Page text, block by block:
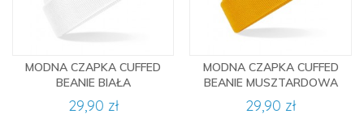
MODNA CZAPKA CUFFED
BEANIE BIAŁA
29,90 zł
MODNA CZAPKA CUFFED
BEANIE MUSZTARDOWA
29,90 zł